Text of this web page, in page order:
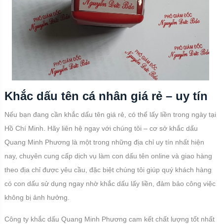
Khắc dấu tên cá nhân giá rẻ – uy tín
Nếu bạn đang cần khắc dấu tên giá rẻ, có thể lấy liền trong ngày tại
Hồ Chí Minh. Hãy liên hệ ngay với chúng tôi – cơ sở khắc dấu
Quang Minh Phương là một trong những địa chỉ uy tín nhất hiện
nay, chuyên cung cấp dịch vụ làm con dấu tên online và giao hàng
theo địa chỉ được yêu cầu, đặc biệt chúng tôi giúp quý khách hàng
có con dấu sử dụng ngay nhờ khắc dấu lấy liền, đảm bảo công việc
không bị ảnh hưởng.
Công ty khắc dấu Quang Minh Phương cam kết chất lượng tốt nhất